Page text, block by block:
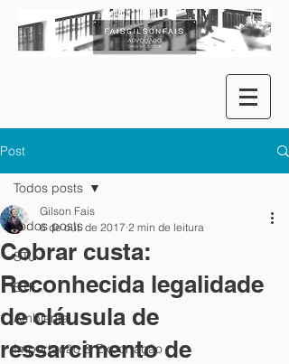
Post
Todos posts
STJ
STF
Ambiental
Importação & Exportação
Todos posts
Cobrar custa:
Reconhecida legalidade
de cláusula de
ressarcimento de
Gilson Fais
6 de out. de 2017 2 min de leitura